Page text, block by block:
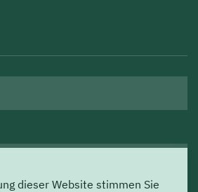
dieser Website stimmen Sie